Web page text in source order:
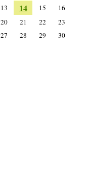
13 14 15
16
20 21 22
23
27 28 29 30